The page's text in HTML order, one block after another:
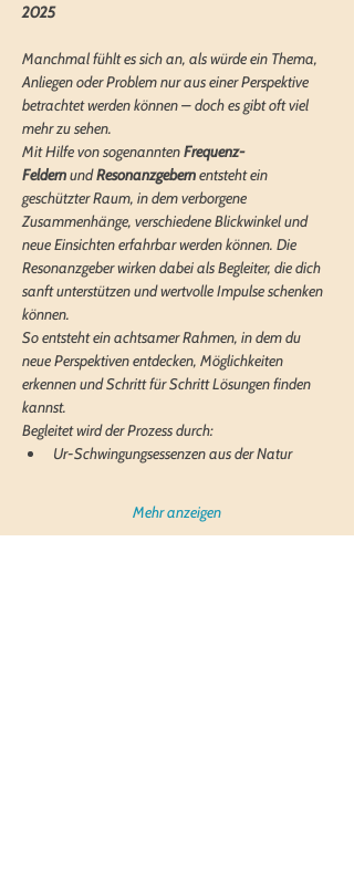
2025
Manchmal fühlt es sich an, als würde ein Thema,
Anliegen oder Problem nur aus einer Perspektive
betrachtet werden können – doch es gibt oft viel
mehr zu sehen.
Mit Hilfe von sogenannten Frequenz-
Feldern und Resonanzgebern entsteht ein
geschützter Raum, in dem verborgene
Zusammenhänge, verschiedene Blickwinkel und
neue Einsichten erfahrbar werden können. Die
Resonanzgeber wirken dabei als Begleiter, die dich
sanft unterstützen und wertvolle Impulse schenken
können.
So entsteht ein achtsamer Rahmen, in dem du
neue Perspektiven entdecken, Möglichkeiten
erkennen und Schritt für Schritt Lösungen finden
kannst.
Begleitet wird der Prozess durch:
Ur-Schwingungsessenzen aus der Natur
Mehr anzeigen